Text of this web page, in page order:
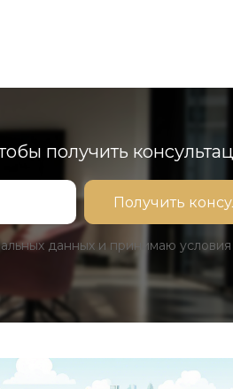
получить
данных и принимаю условия